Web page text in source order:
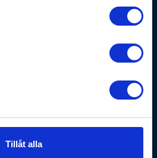
Tillåt alla
9.30 - 18.00
9.30 - 17.00